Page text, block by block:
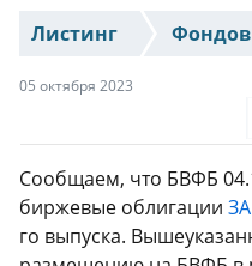
Листинг
05 октября 2023
Сообщаем, что БВФБ
биржевые облигации
го выпуска.